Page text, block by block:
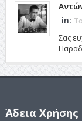
in:
Σας
Άδεια Χρήσης